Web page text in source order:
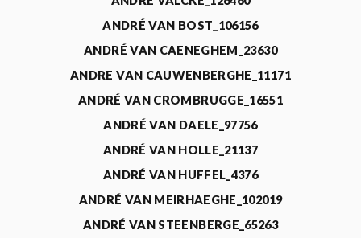
ANDRÉ VAN BOST_106156
ANDRÉ VAN CAENEGHEM_23630
ANDRE VAN CAUWENBERGHE_11171
ANDRÉ VAN CROMBRUGGE_16551
ANDRÉ VAN DAELE_97756
ANDRÉ VAN HOLLE_21137
ANDRÉ VAN HUFFEL_4376
ANDRÉ VAN MEIRHAEGHE_102019
ANDRÉ VAN STEENBERGE_65263